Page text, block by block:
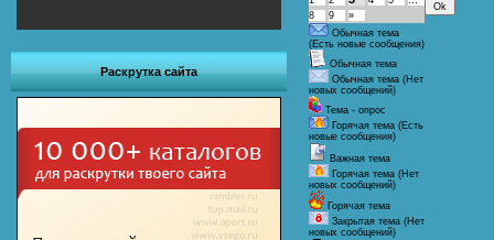
Раскрутка сайта
8
9
»
Обычная тема
(Есть новые сообщения)
Обычная тема
Обычная тема (Нет
новых сообщений)
Тема - опрос
Горячая тема (Есть
новые сообщения)
Важная тема
Горячая тема (Нет
новых сообщений)
Горячая тема
Закрытая тема (Нет
новых сообщений)